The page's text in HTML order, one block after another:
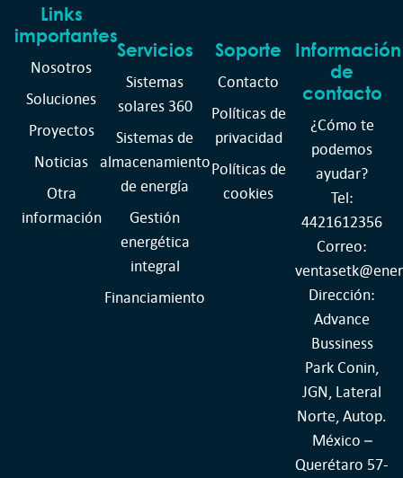
Links
importantes
Nosotros
Soluciones
Proyectos
Noticias
Otra
información
Servicios
Sistemas
solares 360
Sistemas de
almacenamiento
de energía
Gestión
energética
integral
Financiamiento
Soporte
Contacto
Políticas de
privacidad
Políticas de
cookies
Información
de
contacto
¿Cómo te
podemos
ayudar?
Tel:
4421612356
Correo:
Dirección:
Advance
Bussiness
Park Conin,
JGN, Lateral
Norte, Autop.
México –
Querétaro 57-